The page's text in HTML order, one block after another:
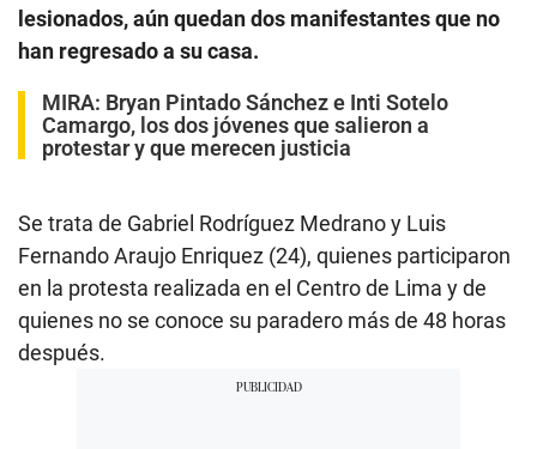
lesionados, aún quedan dos manifestantes que no
han regresado a su casa.
MIRA: Bryan Pintado Sánchez e Inti Sotelo
Camargo, los dos jóvenes que salieron a
protestar y que merecen justicia
Se trata de Gabriel Rodríguez Medrano y Luis
Fernando Araujo Enriquez (24), quienes participaron
en la protesta realizada en el Centro de Lima y de
quienes no se conoce su paradero más de 48 horas
después.